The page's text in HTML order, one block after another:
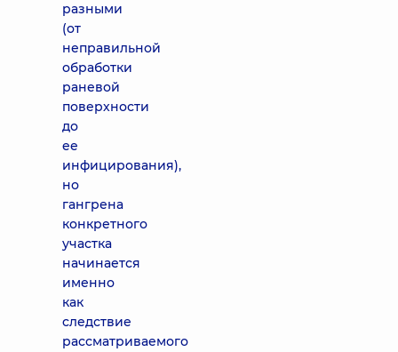
разными
(от
неправильной
обработки
раневой
поверхности
до
ее
инфицирования),
но
гангрена
конкретного
участка
начинается
именно
как
следствие
рассматриваемого